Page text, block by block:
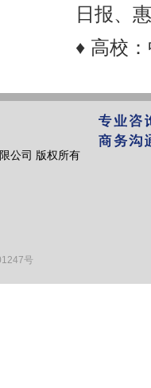
日报、
♦ 高校
公司 版权所有
号